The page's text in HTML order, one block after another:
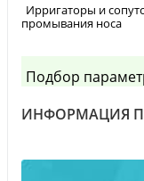
Ирригаторы и
промывания носа
Подбор
ИНФОРМАЦИЯ